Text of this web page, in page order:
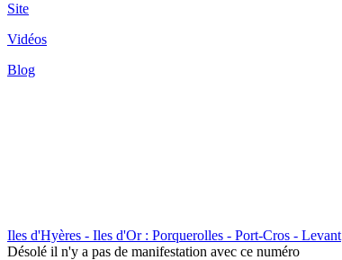
Site
Vidéos
Blog
Iles d'Hyères - Iles d'Or : Porquerolles - Port-Cros - Levant
Désolé il n'y a pas de manifestation avec ce numéro